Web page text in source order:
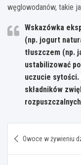
węglowodanów, takie
Wskazówka
(np. jogurt
tłuszczem (np.
ustabilizować
uczucie sytości.
składników
wpisu
Owoce w żywieniu